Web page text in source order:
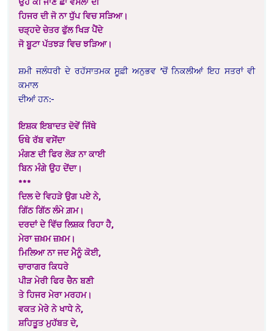
ਹਿਜਰ ਦੀ ਜੋ ਨਾ ਧੁੱਪ ਵਿਚ ਸੜਿਆ।
ਚੜ੍ਹਦੇ ਚੇਤਰ ਫੁੱਲ ਖਿੜ ਪੈਂਦੇ
ਜੋ ਬੂਟਾ ਪੱਤਝੜ ਵਿਚ ਝੜਿਆ।
ਸ਼ਮੀ ਜਲੰਧਰੀ ਦੇ ਰਹੱਸਾਤਮਕ ਸੂਫ਼ੀ ਅਨੁਭਵ ’ਚੋਂ ਨਿਕਲੀਆਂ ਇਹ ਸਤਰਾਂ ਵੀ
ਕਮਾਲ
ਦੀਆਂ ਹਨ:-
ਇਸ਼ਕ ਇਬਾਦਤ ਦੋਵੇਂ ਜਿੱਥੇ
ਓਥੇ ਰੱਬ ਵਸੇਂਦਾ
ਮੰਗਣ ਦੀ ਫਿਰ ਲੋੜ ਨਾ ਕਾਈ
ਬਿਨ ਮੰਗੇ ਉਹ ਦੇਂਦਾ।
***
ਦਿਲ ਦੇ ਵਿਹੜੇ ਉਗ ਪਏ ਨੇ,
ਗਿੱਠ ਗਿੱਠ ਲੰਮੇ ਗ਼ਮ।
ਦਰਦਾਂ ਦੇ ਵਿੱਚ ਲਿਸ਼ਕ ਰਿਹਾ ਹੈ,
ਮੇਰਾ ਜ਼ਖ਼ਮ ਜ਼ਖ਼ਮ।
ਮਿਲਿਆ ਨਾ ਜਦ ਮੈਨੂੰ ਕੋਈ,
ਚਾਰਾਗਰ ਕਿਧਰੇ
ਪੀੜ ਮੇਰੀ ਫਿਰ ਚੈਨ ਬਣੀ
ਤੇ ਹਿਜਰ ਮੇਰਾ ਮਰਹਮ।
ਵਕਤ ਮੇਰੇ ਨੇ ਖਾਧੇ ਨੇ,
ਸ਼ਹਿਤੂਤ ਮੁਹੱਬਤ ਦੇ,